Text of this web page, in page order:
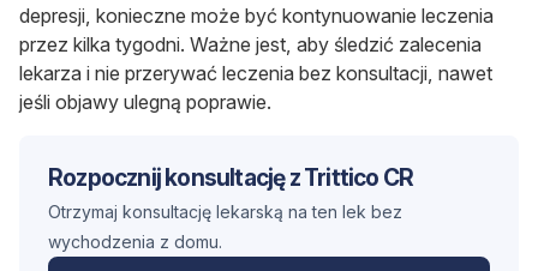
depresji, konieczne może być kontynuowanie leczenia
przez kilka tygodni. Ważne jest, aby śledzić zalecenia
lekarza i nie przerywać leczenia bez konsultacji, nawet
jeśli objawy ulegną poprawie.
Rozpocznij konsultację z Trittico CR
Otrzymaj konsultację lekarską na ten lek bez
wychodzenia z domu.